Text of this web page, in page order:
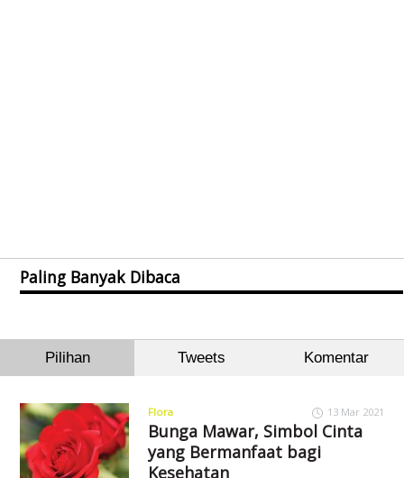
Paling Banyak Dibaca
Pilihan Tweets Komentar
Flora 13 Mar 2021
Bunga Mawar, Simbol Cinta
yang Bermanfaat bagi
Kesehatan